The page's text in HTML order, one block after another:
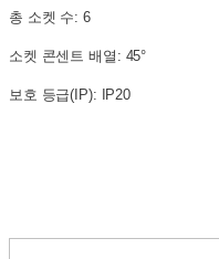
총 소켓 수: 6
소켓 콘센트 배열: 45°
보호 등급(IP): IP20